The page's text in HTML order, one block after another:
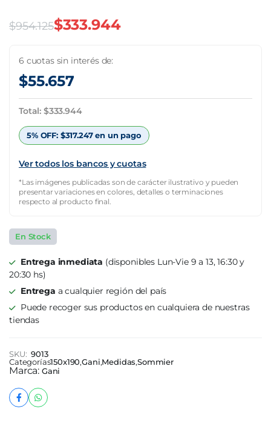
$954.125
precio
original
era:
$954.125.
$333.944
precio
actual
es:
$333.944.
6 cuotas sin interés de:
$55.657
Total: $333.944
5% OFF: $317.247en un pago
Ver todos los bancos y cuotas
*Las imágenes publicadas son de carácter ilustrativo y pueden
presentar variaciones en colores, detalles o terminaciones
respecto al producto final.
En Stock
Entrega inmediata (disponibles Lun-Vie 9 a 13, 16:30 y
20:30 hs)
Entrega a cualquier región del país
Puede recoger sus productos en cualquiera de nuestras
tiendas
SKU: 9013
Categorías150x190,Gani,Medidas,Sommier
Marca: Gani